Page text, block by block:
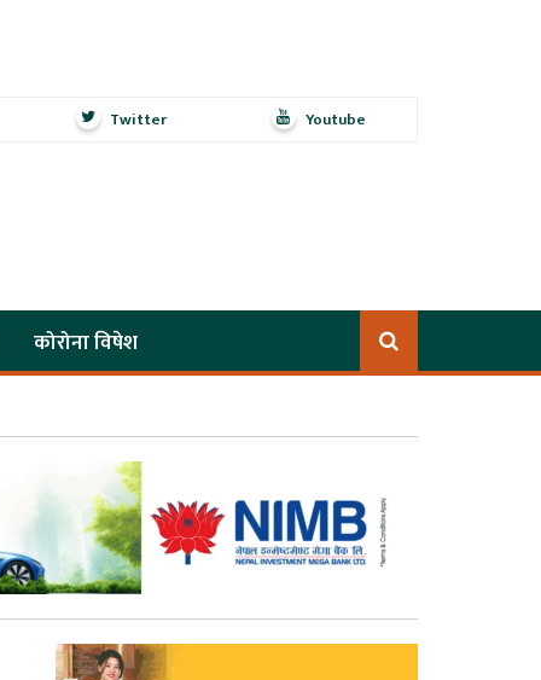
Twitter Youtube
कोरोना विषेश